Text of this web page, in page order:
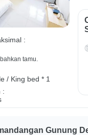
:
tamu.
/ King bed * 1
:
Gunung